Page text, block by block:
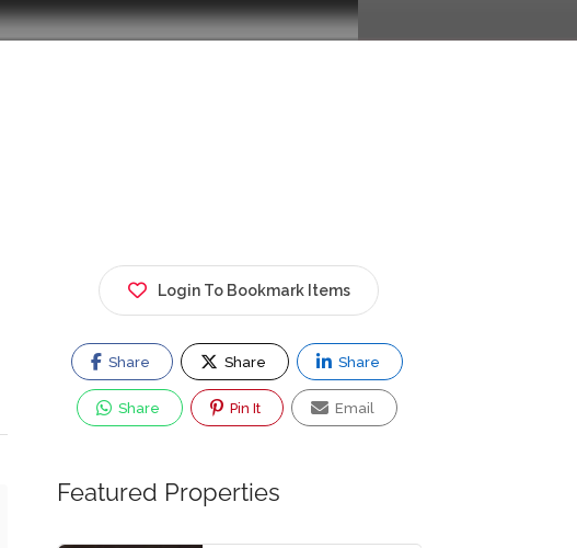
Login To Bookmark Items
Share Share Share
Share Pin It Email
Featured Properties